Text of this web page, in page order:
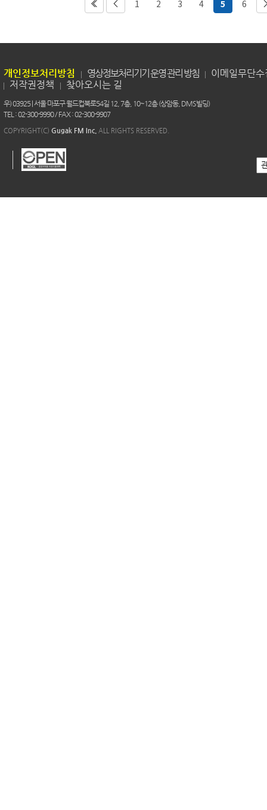
1 2 3 4 5 6
개인정보처리방침 영상정보처리기기 운영 관리 방침
이메일무단
저작권정책
찾아오시는 길
우) 03925 | 서울 마포구 월드컵북로54길 12, 7층, 10~12층 (상암동, DMS빌딩)
TEL : 02-300-9990 / FAX : 02-300-9907
COPYRIGHT(C) Gugak FM Inc. ALL RIGHTS RESERVED.